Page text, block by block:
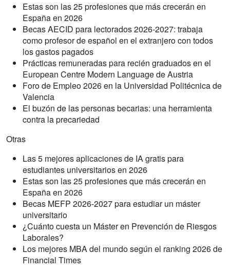
Estas son las 25 profesiones que más crecerán en
España en 2026
Becas AECID para lectorados 2026-2027: trabaja
como profesor de español en el extranjero con todos
los gastos pagados
Prácticas remuneradas para recién graduados en el
European Centre Modern Language de Austria
Foro de Empleo 2026 en la Universidad Politécnica de
Valencia
El buzón de las personas becarias: una herramienta
contra la precariedad
Otras
Las 5 mejores aplicaciones de IA gratis para
estudiantes universitarios en 2026
Estas son las 25 profesiones que más crecerán en
España en 2026
Becas MEFP 2026-2027 para estudiar un máster
universitario
¿Cuánto cuesta un Máster en Prevención de Riesgos
Laborales?
Los mejores MBA del mundo según el ranking 2026 de
Financial Times